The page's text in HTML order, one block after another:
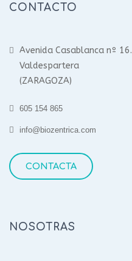
CONTACTO
Avenida Casablanca nº 16.
Valdespartera
(ZARAGOZA)
605 154 865
info@biozentrica.com
CONTACTA
NOSOTRAS